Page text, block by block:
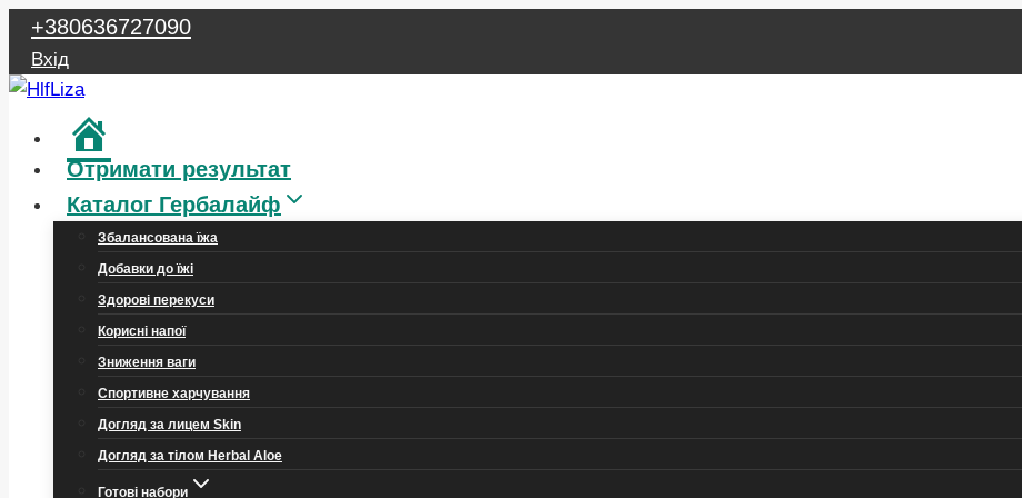
Перейти
вмісту
+380636727090
Вхід
Отримати результат
Каталог Гербалайф
Збалансована їжа
Добавки до їжі
Здорові перекуси
Корисні напої
Зниження ваги
Спортивне харчування
Догляд за лицем Skin
Догляд за тілом Herbal Aloe
Готові набори